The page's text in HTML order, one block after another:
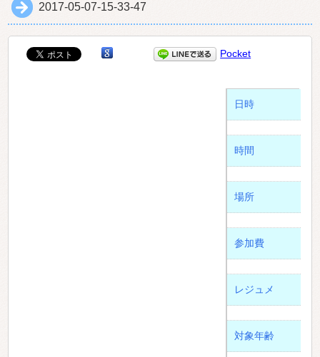
2017-05-07-15-33-47
Pocket
日時
時間
場所
参加費
レジュメ
対象年齢